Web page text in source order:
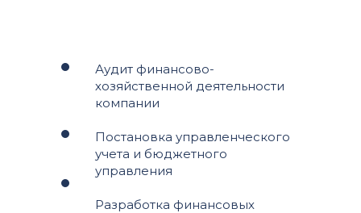
Аудит финансово-
хозяйственной деятельности
компании
Постановка управленческого
учета и бюджетного
управления
Разработка финансовых